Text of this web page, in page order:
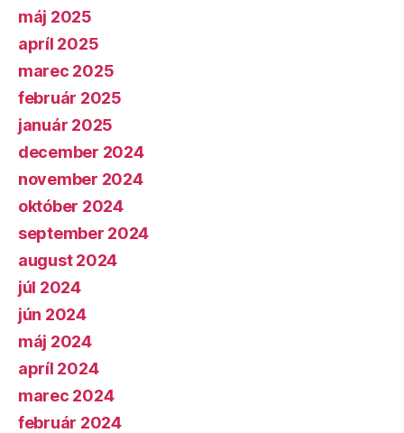
máj 2025
apríl 2025
marec 2025
február 2025
január 2025
december 2024
november 2024
október 2024
september 2024
august 2024
júl 2024
jún 2024
máj 2024
apríl 2024
marec 2024
február 2024